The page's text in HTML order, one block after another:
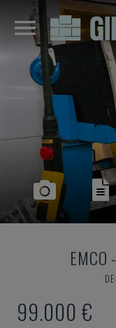
EMCO -
99.000 €